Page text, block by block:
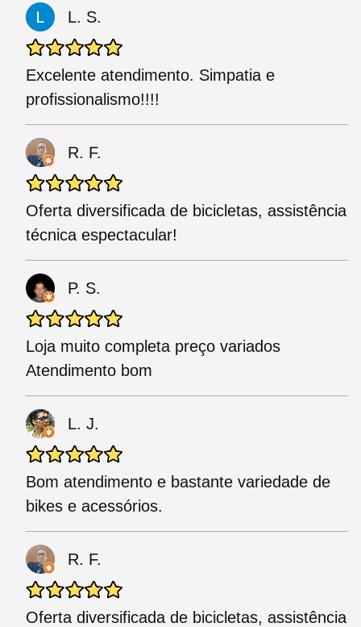
L. S.
Excelente atendimento. Simpatia e
profissionalismo!!!!
R. F.
Oferta diversificada de bicicletas, assistência
técnica espectacular!
P. S.
Loja muito completa preço variados
Atendimento bom
L. J.
Bom atendimento e bastante variedade de
bikes e acessórios.
R. F.
Oferta diversificada de bicicletas, assistência